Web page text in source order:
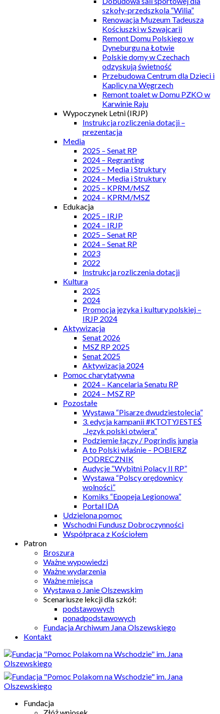
szkoły-przedszkola “Wilia”
Renowacja Muzeum Tadeusza
Kościuszki w Szwajcarii
Remont Domu Polskiego w
Dyneburgu na Łotwie
Polskie domy w Czechach
odzyskują świetność
Przebudowa Centrum dla Dzieci i
Kaplicy na Węgrzech
Remont toalet w Domu PZKO w
Karwinie Raju
Wypoczynek Letni (IRJP)
Instrukcja rozliczenia dotacji –
prezentacja
Media
2025 – Senat RP
2024 – Regranting
2025 – Media i Struktury
2024 – Media i Struktury
2025 – KPRM/MSZ
2024 – KPRM/MSZ
Edukacja
2025 – IRJP
2024 – IRJP
2025 – Senat RP
2024 – Senat RP
2023
2022
Instrukcja rozliczenia dotacji
Kultura
2025
2024
Promocja języka i kultury polskiej –
IRJP 2024
Aktywizacja
Senat 2026
MSZ RP 2025
Senat 2025
Aktywizacja 2024
Pomoc charytatywna
2024 – Kancelaria Senatu RP
2024 – MSZ RP
Pozostałe
Wystawa “Pisarze dwudziestolecia”
3. edycja kampanii #KTOTYJESTEŚ
„Język polski otwiera”
Podziemie łączy / Pogrindis jungia
A to Polski właśnie – POBIERZ
PODRECZNIK
Audycje “Wybitni Polacy II RP”
Wystawa “Polscy orędownicy
wolności”
Komiks “Epopeja Legionowa”
Portal IDA
Udzielona pomoc
Wschodni Fundusz Dobroczynności
Współpraca z Kościołem
Patron
Broszura
Ważne wypowiedzi
Ważne wydarzenia
Ważne miejsca
Wystawa o Janie Olszewskim
Scenariusze lekcji dla szkół:
podstawowych
ponadpodstawowych
Fundacja Archiwum Jana Olszewskiego
Kontakt
Fundacja